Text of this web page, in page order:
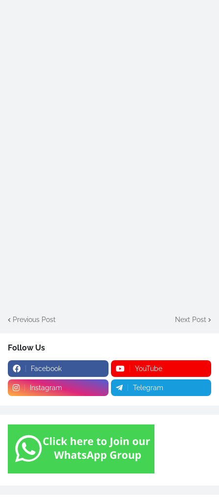
Previous Post Next Post
Follow Us
Facebook YouTube
Instagram Telegram